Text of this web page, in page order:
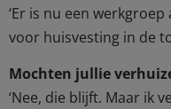
‘Er is nu een
voor huisvesting in de
Mochten jullie
‘Nee, die blijft. Maar ik